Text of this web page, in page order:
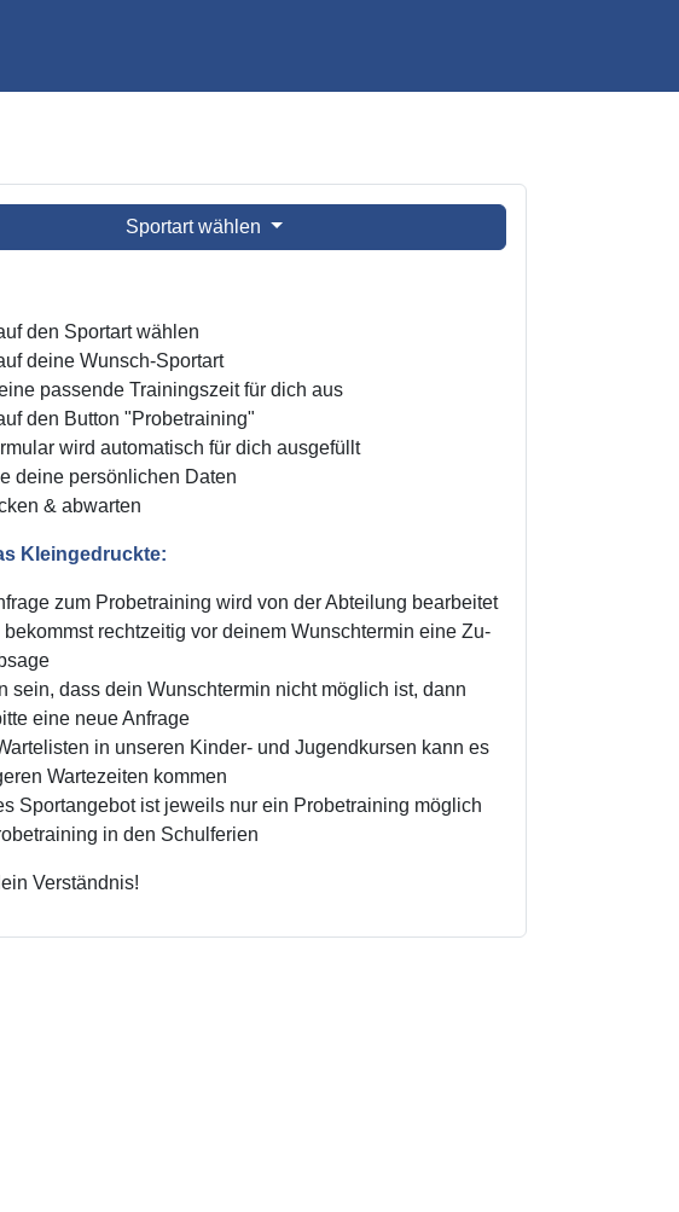
Sportart wählen
den Sportart wählen
deine Wunsch-Sportart
passende Trainingszeit für dich aus
den Button "Probetraining"
wird automatisch für dich ausgefüllt
deine persönlichen Daten
& abwarten
Kleingedruckte:
zum Probetraining wird von der Abteilung bearbeitet
bekommst rechtzeitig vor deinem Wunschtermin eine Zu-
sein, dass dein Wunschtermin nicht möglich ist, dann
eine neue Anfrage
in unseren Kinder- und Jugendkursen kann es
Wartezeiten kommen
Sportangebot ist jeweils nur ein Probetraining möglich
in den Schulferien
Verständnis!